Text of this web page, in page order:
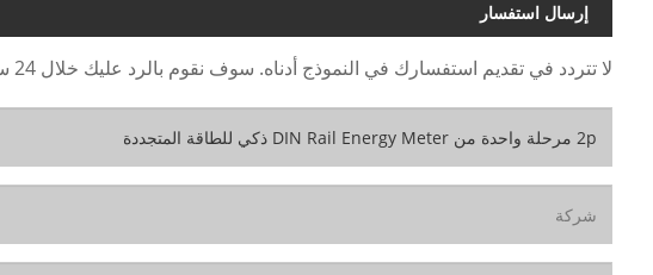
إرسال استفسار
لا تتردد في تقديم استفسارك في النموذج أدناه. سوف نقوم بالرد عليك خلال 24 ساعة.